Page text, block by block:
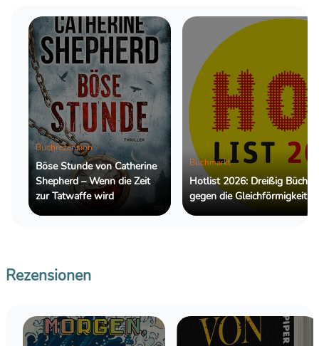
Buchrezension
Böse Stunde von Catherine
Shepherd – Wenn die Zeit
zur Tatwaffe wird
Buchmarkt
Hotlist 2026: Dreißig Bücher
gegen die Gleichförmigkeit
Rezensionen